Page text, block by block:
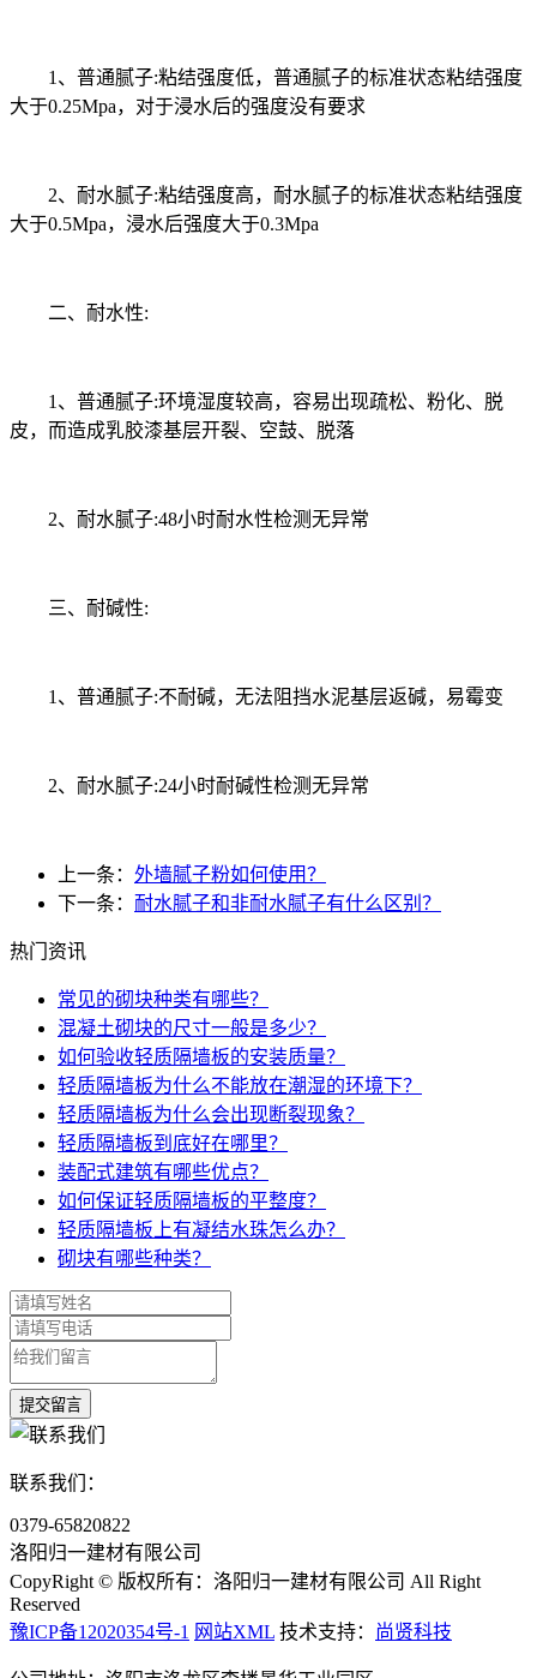
1、普通腻子:粘结强度低，普通腻子的标准状态粘结强度
大于0.25Mpa，对于浸水后的强度没有要求
2、耐水腻子:粘结强度高，耐水腻子的标准状态粘结强度
大于0.5Mpa，浸水后强度大于0.3Mpa
二、耐水性:
1、普通腻子:环境湿度较高，容易出现疏松、粉化、脱
皮，而造成乳胶漆基层开裂、空鼓、脱落
2、耐水腻子:48小时耐水性检测无异常
三、耐碱性:
1、普通腻子:不耐碱，无法阻挡水泥基层返碱，易霉变
2、耐水腻子:24小时耐碱性检测无异常
上一条： 外墙腻子粉如何使用？
下一条： 耐水腻子和非耐水腻子有什么区别？
热门资讯
常见的砌块种类有哪些？
混凝土砌块的尺寸一般是多少？
如何验收轻质隔墙板的安装质量？
轻质隔墙板为什么不能放在潮湿的环境下？
轻质隔墙板为什么会出现断裂现象？
轻质隔墙板到底好在哪里？
装配式建筑有哪些优点？
如何保证轻质隔墙板的平整度？
轻质隔墙板上有凝结水珠怎么办？
砌块有哪些种类？
联系我们：
0379-65820822
洛阳归一建材有限公司
CopyRight © 版权所有：洛阳归一建材有限公司 All Right
Reserved
豫ICP备12020354号-1 网站XML 技术支持： 尚贤科技